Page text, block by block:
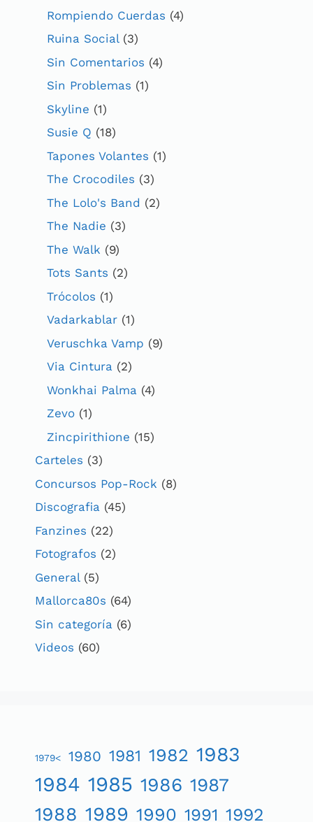
Rompiendo Cuerdas (4)
Ruina Social(3)
Sin Comentarios (4)
Sin Problemas (1)
Skyline (1)
Susie Q (18)
Tapones Volantes (1)
The Crocodiles (3)
The Lolo's Band (2)
The Nadie (3)
The Walk (9)
Tots Sants (2)
Trócolos (1)
Vadarkablar (1)
Veruschka Vamp (9)
Via Cintura (2)
Wonkhai Palma (4)
Zevo (1)
Zincpirithione (15)
Carteles (3)
Concursos Pop-Rock (8)
Discografia (45)
Fanzines (22)
Fotografos (2)
General(5)
Mallorca80s (64)
Sin categoría (6)
Videos (60)
1979< 1980 1981 1982 1983
1984 1985 1986 1987
1988 1989 1990 1991 1992